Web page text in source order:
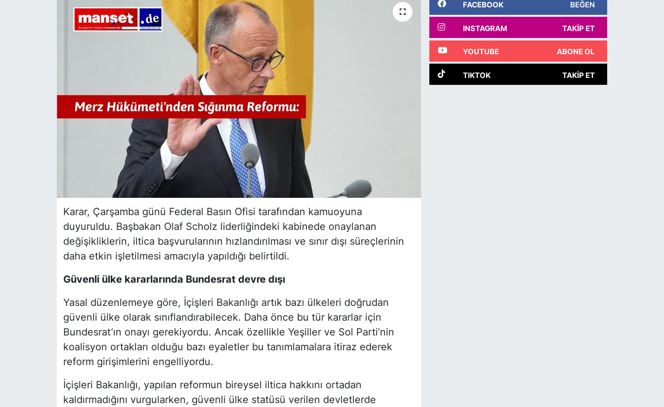
Karar, Çarşamba günü Federal Basın Ofisi tarafından kamuoyuna
duyuruldu. Başbakan Olaf Scholz liderliğindeki kabinede onaylanan
değişikliklerin, iltica başvurularının hızlandırılması ve sınır dışı süreçlerinin
daha etkin işletilmesi amacıyla yapıldığı belirtildi.
Güvenli ülke kararlarında Bundesrat devre dışı
Yasal düzenlemeye göre, İçişleri Bakanlığı artık bazı ülkeleri doğrudan
güvenli ülke olarak sınıflandırabilecek. Daha önce bu tür kararlar için
Bundesrat’ın onayı gerekiyordu. Ancak özellikle Yeşiller ve Sol Parti’nin
koalisyon ortakları olduğu bazı eyaletler bu tanımlamalara itiraz ederek
reform girişimlerini engelliyordu.
İçişleri Bakanlığı, yapılan reformun bireysel iltica hakkını ortadan
kaldırmadığını vurgularken, güvenli ülke statüsü verilen devletlerde
FACEBOOK BEĞEN
INSTAGRAM TAKIP ET
YOUTUBE ABONE OL
TIKTOK TAKIP ET